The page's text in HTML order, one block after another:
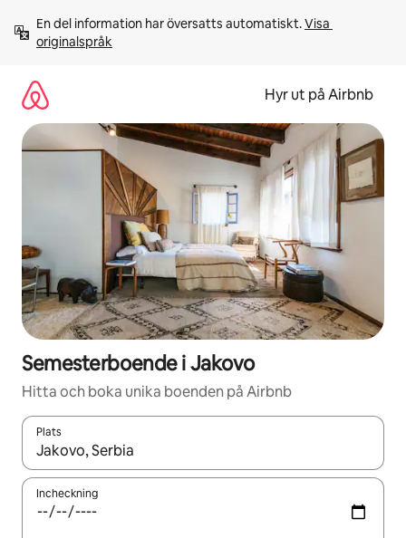
innehåll
En del information har översatts automatiskt. Visa
originalspråk
Hyr ut på Airbnb
Semesterboende i Jakovo
Hitta och boka unika boenden på Airbnb
Plats
När resultaten är tillgängliga kan du navigera med upp- och
Incheckning